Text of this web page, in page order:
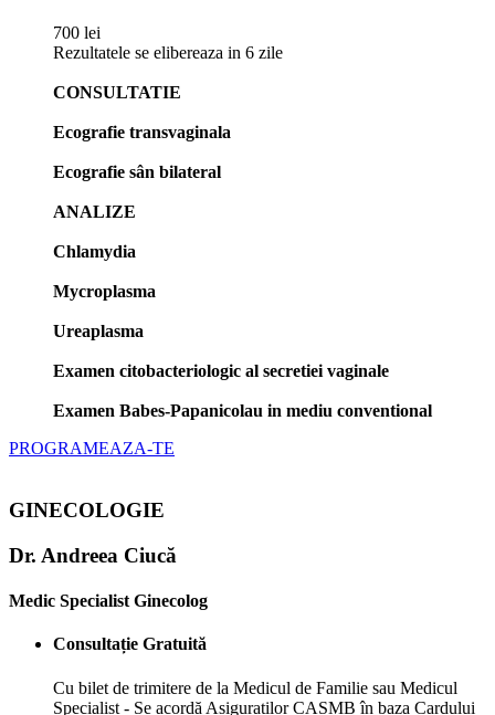
700 lei
Rezultatele se elibereaza in 6 zile
CONSULTATIE
Ecografie transvaginala
Ecografie sân bilateral
ANALIZE
Chlamydia
Mycroplasma
Ureaplasma
Examen citobacteriologic al secretiei vaginale
Examen Babes-Papanicolau in mediu conventional
PROGRAMEAZA-TE
GINECOLOGIE
Dr. Andreea Ciucă
Medic Specialist Ginecolog
Consultație Gratuită
Cu bilet de trimitere de la Medicul de Familie sau Medicul
Specialist - Se acordă Asiguraților CASMB în baza Cardului